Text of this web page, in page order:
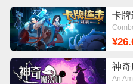
卡牌
神奇
An